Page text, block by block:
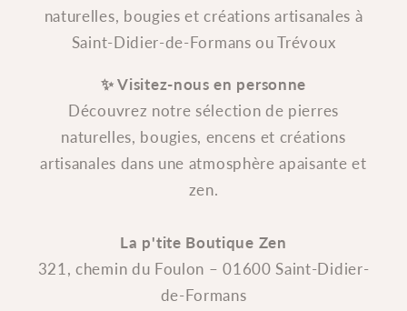
naturelles, bougies et créations artisanales à
Saint-Didier-de-Formans ou Trévoux
✨ Visitez-nous en personne
Découvrez notre sélection de pierres
naturelles, bougies, encens et créations
artisanales dans une atmosphère apaisante et
zen.
La p'tite Boutique Zen
321, chemin du Foulon – 01600 Saint-Didier-
de-Formans